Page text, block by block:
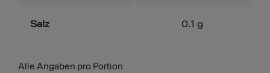
Salz 0.1 g
Alle Angaben pro Portion